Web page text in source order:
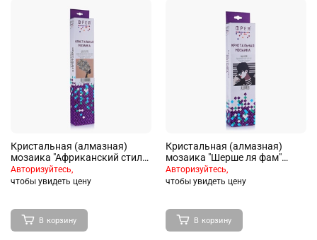
Кристальная (алмазная)
мозаика "Африканский стиль"
35х35 см
Авторизуйтесь,
чтобы увидеть цену
В корзину
Кристальная (алмазная)
мозаика "Шерше ля фам"
30х30 см
Авторизуйтесь,
чтобы увидеть цену
В корзину